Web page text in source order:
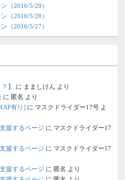
（2016/5/29）
（2016/5/28）
（2016/5/27）
】
に まましけん より
に 匿名 より
有り] に マスクドライダー17号 よ
援するページ に マスクドライダー17
援するページ に マスクドライダー17
援するページ に 匿名 より